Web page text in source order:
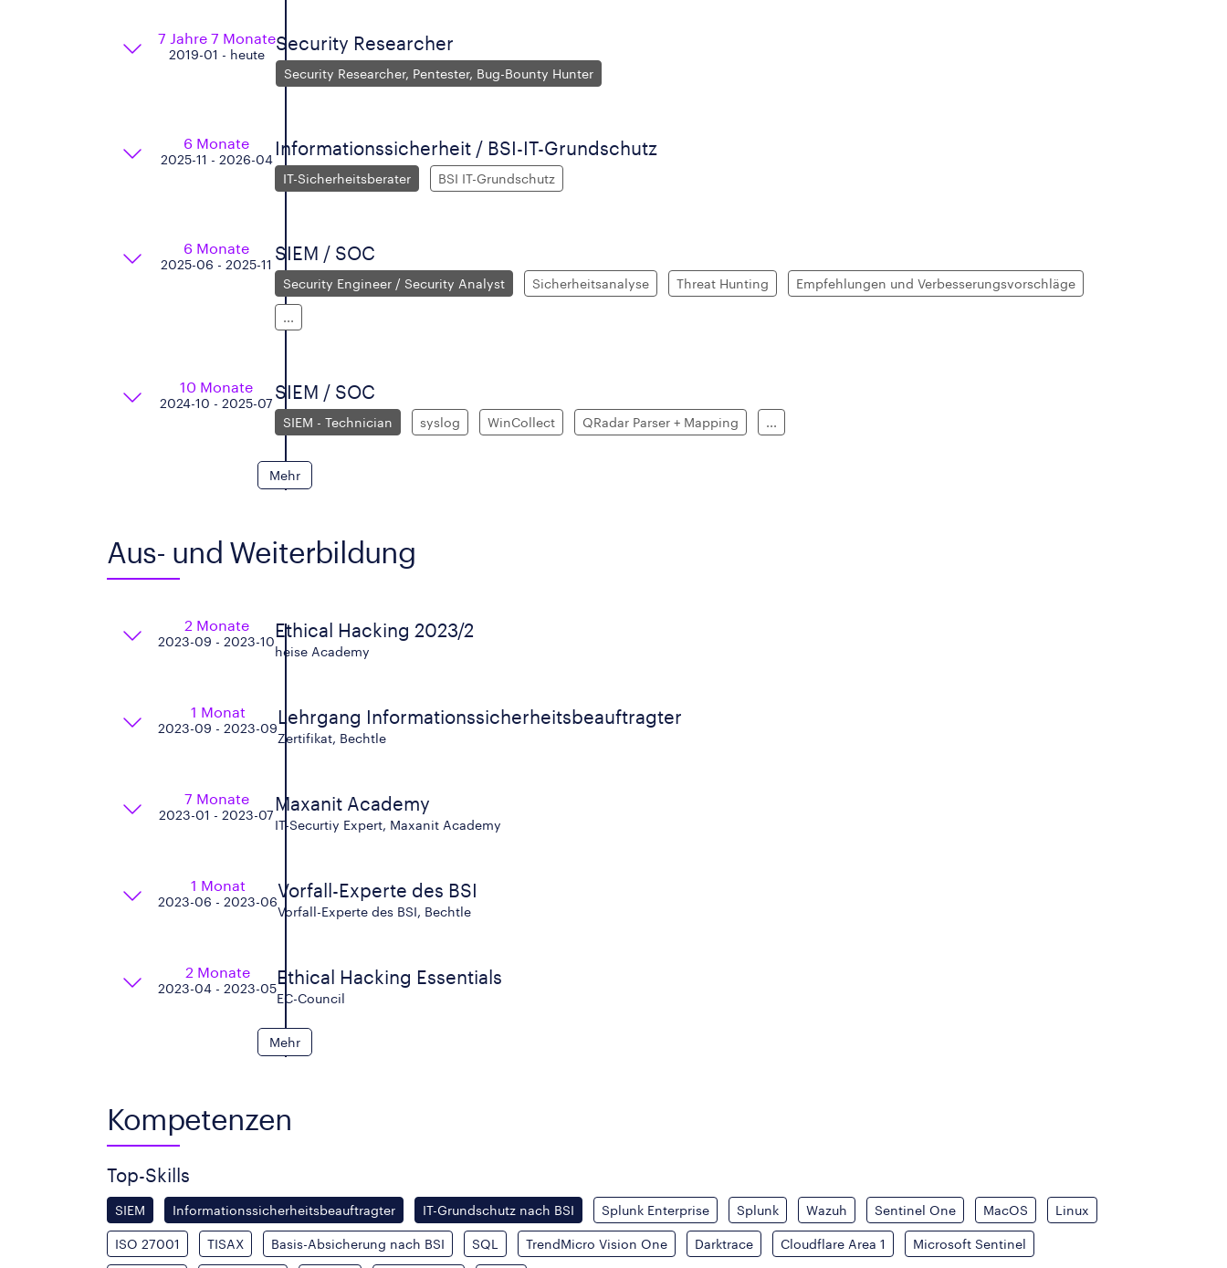
7 Jahre 7 Monate
2019-01 - heute
Security Researcher
Security Researcher, Pentester, Bug-Bounty Hunter
6 Monate
2025-11 - 2026-04
Informationssicherheit / BSI-IT-Grundschutz
IT-Sicherheitsberater BSI IT-Grundschutz
6 Monate
2025-06 - 2025-11
SIEM / SOC
Security Engineer / Security Analyst Sicherheitsanalyse Threat Hunting Empfehlungen und Verbesserungsvorschläge
...
10 Monate
2024-10 - 2025-07
SIEM / SOC
SIEM - Technician syslog WinCollect QRadar Parser + Mapping ...
Mehr
Aus- und Weiterbildung
2 Monate
2023-09 - 2023-10
Ethical Hacking 2023/2
heise Academy
1 Monat
2023-09 - 2023-09
Lehrgang Informationssicherheitsbeauftragter
Zertifikat, Bechtle
7 Monate
2023-01 - 2023-07
Maxanit Academy
IT-Securtiy Expert, Maxanit Academy
1 Monat
2023-06 - 2023-06
Vorfall-Experte des BSI
Vorfall-Experte des BSI, Bechtle
2 Monate
2023-04 - 2023-05
Ethical Hacking Essentials
EC-Council
Mehr
Kompetenzen
Top-Skills
SIEM Informationssicherheitsbeauftragter IT-Grundschutz nach BSI Splunk Enterprise Splunk Wazuh Sentinel One MacOS Linux
ISO 27001 TISAX Basis-Absicherung nach BSI SQL TrendMicro Vision One Darktrace Cloudflare Area 1 Microsoft Sentinel